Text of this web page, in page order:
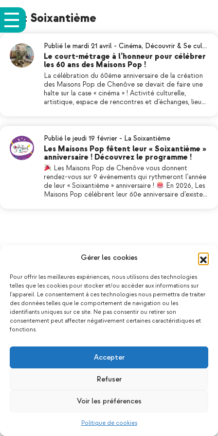
Gérer les cookies
Pour offrir les meilleures expériences, nous utilisons des technologies
telles que les cookies pour stocker et/ou accéder aux informations sur
l'appareil. Le consentement à ces technologies nous permettra de traiter
des données telles que le comportement de navigation ou les
identifiants uniques sur ce site. Ne pas consentir ou retirer son
consentement peut affecter négativement certaines caractéristiques et
fonctions.
Accepter
Refuser
Voir les préférences
Politique de cookies
Tag: Soixantième
Publié le mardi 21 avril - Cinéma, Découvrir & Se cul…
Le court-métrage à l’honneur pour célébrer
les 60 ans des Maisons Pop !
La célébration du 60ème anniversaire de la création
des Maisons Pop de Chenôve se devait de faire une
halte sur la case « cinéma » ! Activité culturelle,
artistique, espace de rencontres et d’échanges, lieu…
Publié le jeudi 19 février - La Soixantième
Les Maisons Pop fêtent leur « Soixantième »
anniversaire ! Découvrez le programme !
Les Maisons Pop de Chenôve vous donnent
rendez-vous sur 9 évènements qui rythmeront l’année
de leur « Soixantième » anniversaire !
En 2026, Les
Maisons Pop célèbrent leur 60e anniversaire d’existe…